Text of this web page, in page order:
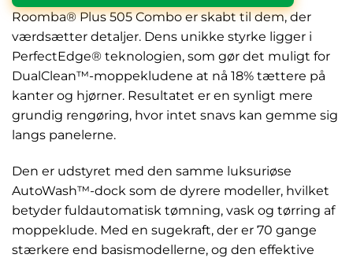
Roomba® Plus 505 Combo er skabt til dem, der
værdsætter detaljer. Dens unikke styrke ligger i
PerfectEdge® teknologien, som gør det muligt for
DualClean™-moppekludene at nå 18% tættere på
kanter og hjørner. Resultatet er en synligt mere
grundig rengøring, hvor intet snavs kan gemme sig
langs panelerne.
Den er udstyret med den samme luksuriøse
AutoWash™-dock som de dyrere modeller, hvilket
betyder fuldautomatisk tømning, vask og tørring af
moppeklude. Med en sugekraft, der er 70 gange
stærkere end basismodellerne, og den effektive